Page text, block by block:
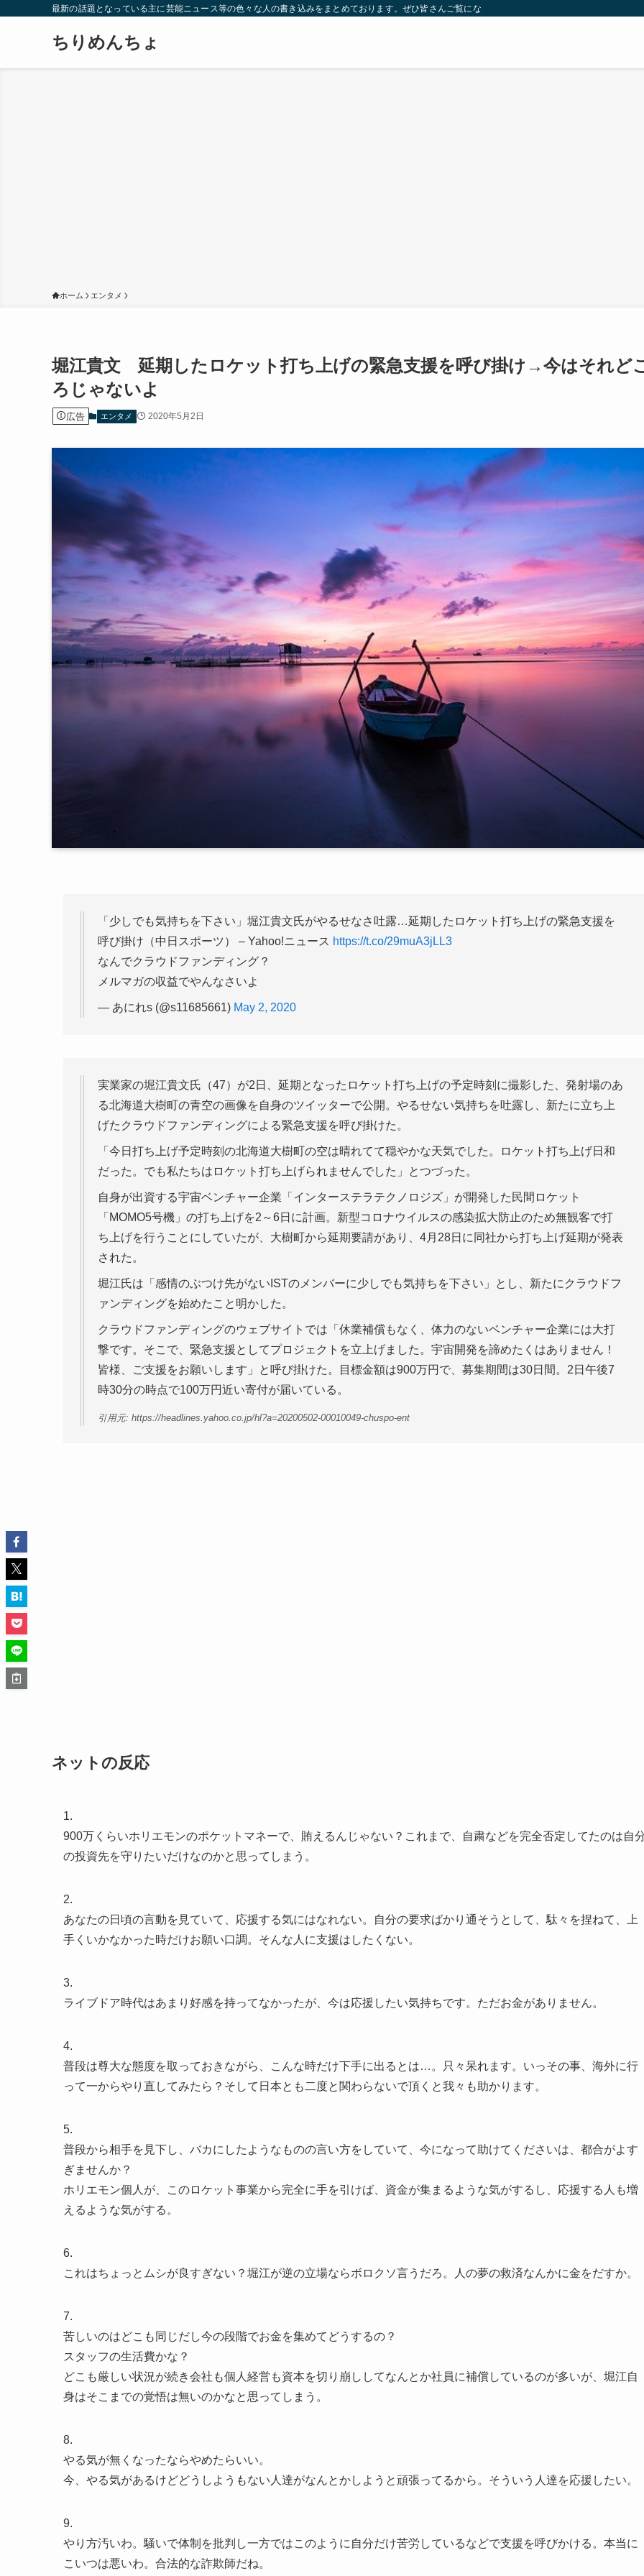
最新の話題となっている主に芸能ニュース等の色々な人の書き込みをまとめております。ぜひ皆さんご覧になっていってください。
ちりめんちょ
ホーム エンタメ
堀江貴文 延期したロケット打ち上げの緊急支援を呼び掛け→今はそれど
ろじゃないよ
広告 エンタメ 2020年5月2日
「少しでも気持ちを下さい」堀江貴文氏がやるせなさ吐露…延期したロケット打ち上げの緊急支援を
呼び掛け（中日スポーツ） – Yahoo!ニュース https://t.co/29muA3jLL3
なんでクラウドファンディング？
メルマガの収益でやんなさいよ
— あにれs (@s11685661) May 2, 2020
実業家の堀江貴文氏（47）が2日、延期となったロケット打ち上げの予定時刻に撮影した、発射場のあ
る北海道大樹町の青空の画像を自身のツイッターで公開。やるせない気持ちを吐露し、新たに立ち上
げたクラウドファンディングによる緊急支援を呼び掛けた。
「今日打ち上げ予定時刻の北海道大樹町の空は晴れてて穏やかな天気でした。ロケット打ち上げ日和
だった。でも私たちはロケット打ち上げられませんでした」とつづった。
自身が出資する宇宙ベンチャー企業「インターステラテクノロジズ」が開発した民間ロケット
「MOMO5号機」の打ち上げを2～6日に計画。新型コロナウイルスの感染拡大防止のため無観客で打
ち上げを行うことにしていたが、大樹町から延期要請があり、4月28日に同社から打ち上げ延期が発表
された。
堀江氏は「感情のぶつけ先がないISTのメンバーに少しでも気持ちを下さい」とし、新たにクラウドフ
ァンディングを始めたこと明かした。
クラウドファンディングのウェブサイトでは「休業補償もなく、体力のないベンチャー企業には大打
撃です。そこで、緊急支援としてプロジェクトを立上げました。宇宙開発を諦めたくはありません！
皆様、ご支援をお願いします」と呼び掛けた。目標金額は900万円で、募集期間は30日間。2日午後7
時30分の時点で100万円近い寄付が届いている。
引用元: https://headlines.yahoo.co.jp/hl?a=20200502-00010049-chuspo-ent
ネットの反応
1.
900万くらいホリエモンのポケットマネーで、賄えるんじゃない？これまで、自粛などを完全否定してたのは自
の投資先を守りたいだけなのかと思ってしまう。
2.
あなたの日頃の言動を見ていて、応援する気にはなれない。自分の要求ばかり通そうとして、駄々を捏ねて、上
手くいかなかった時だけお願い口調。そんな人に支援はしたくない。
3.
ライブドア時代はあまり好感を持ってなかったが、今は応援したい気持ちです。ただお金がありません。
4.
普段は尊大な態度を取っておきながら、こんな時だけ下手に出るとは…。只々呆れます。いっその事、海外に行
って一からやり直してみたら？そして日本とも二度と関わらないで頂くと我々も助かります。
5.
普段から相手を見下し、バカにしたようなものの言い方をしていて、今になって助けてくださいは、都合がよす
ぎませんか？
ホリエモン個人が、このロケット事業から完全に手を引けば、資金が集まるような気がするし、応援する人も増
えるような気がする。
6.
これはちょっとムシが良すぎない？堀江が逆の立場ならボロクソ言うだろ。人の夢の救済なんかに金をだすか。
7.
苦しいのはどこも同じだし今の段階でお金を集めてどうするの？
スタッフの生活費かな？
どこも厳しい状況が続き会社も個人経営も資本を切り崩ししてなんとか社員に補償しているのが多いが、堀江自
身はそこまでの覚悟は無いのかなと思ってしまう。
8.
やる気が無くなったならやめたらいい。
今、やる気があるけどどうしようもない人達がなんとかしようと頑張ってるから。そういう人達を応援したい。
9.
やり方汚いわ。騒いで体制を批判し一方ではこのように自分だけ苦労しているなどで支援を呼びかける。本当に
こいつは悪いわ。合法的な詐欺師だね。